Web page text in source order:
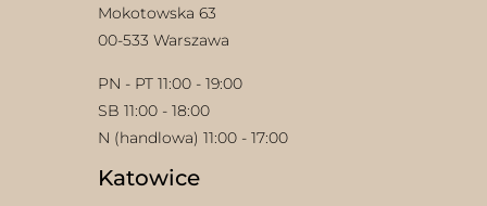
Mokotowska 63
00-533 Warszawa
PN - PT 11:00 - 19:00
SB 11:00 - 18:00
N (handlowa) 11:00 - 17:00
Katowice